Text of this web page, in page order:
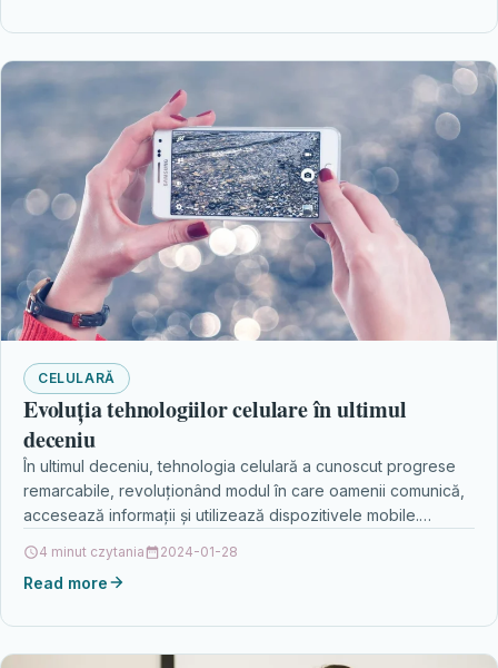
CELULARĂ
Evoluția tehnologiilor celulare în ultimul
deceniu
În ultimul deceniu, tehnologia celulară a cunoscut progrese
remarcabile, revoluționând modul în care oamenii comunică,
accesează informații și utilizează dispozitivele mobile.
4 minut czytania 2024-01-28
Read more